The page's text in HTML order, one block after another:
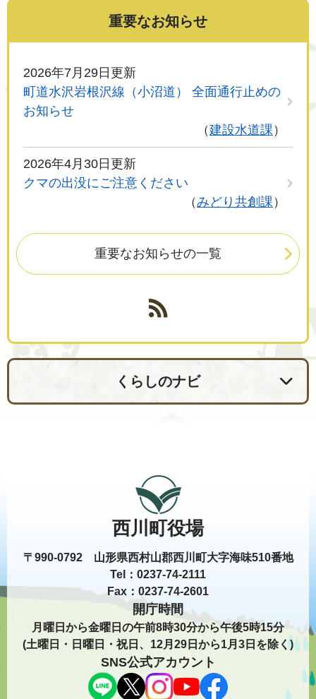
重要なお知らせ
2026年7月29日更新
町道水沢岩根沢線（小沼道） 全面通行止めの
お知らせ
建設水道課
2026年4月30日更新
クマの出没にご注意ください
みどり共創課
重要なお知らせの一覧
くらしのナビ
西川町役場
〒990-0792 山形県西村山郡西川町大字海味510番地
Tel：0237-74-2111
Fax：0237-74-2601
開庁時間
月曜日から金曜日の午前8時30分から午後5時15分
(土曜日・日曜日・祝日、12月29日から1月3日を除く)
SNS公式アカウント